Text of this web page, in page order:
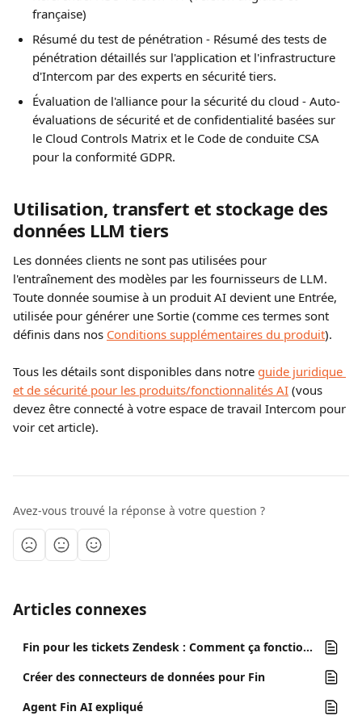
française)
Résumé du test de pénétration - Résumé des tests de
pénétration détaillés sur l'application et l'infrastructure
d'Intercom par des experts en sécurité tiers.
Évaluation de l'alliance pour la sécurité du cloud - Auto-
évaluations de sécurité et de confidentialité basées sur
le Cloud Controls Matrix et le Code de conduite CSA
pour la conformité GDPR.
Utilisation, transfert et stockage des
données LLM tiers
Les données clients ne sont pas utilisées pour
l'entraînement des modèles par les fournisseurs de LLM.
Toute donnée soumise à un produit AI devient une Entrée,
utilisée pour générer une Sortie (comme ces termes sont
définis dans nos Conditions supplémentaires du produit).
Tous les détails sont disponibles dans notre guide juridique
et de sécurité pour les produits/fonctionnalités AI (vous
devez être connecté à votre espace de travail Intercom pour
voir cet article).
Avez-vous trouvé la réponse à votre question ?
Articles connexes
Fin pour les tickets Zendesk : Comment ça fonctionne ?
Créer des connecteurs de données pour Fin
Agent Fin AI expliqué